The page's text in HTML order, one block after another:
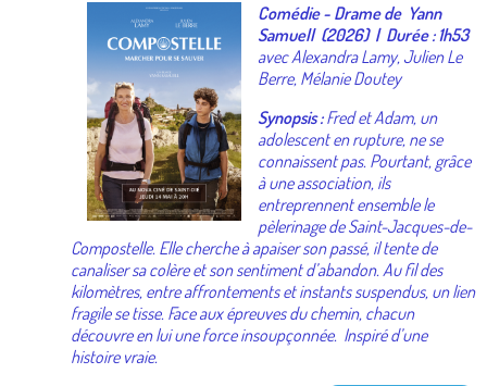
Comédie - Drame de Yann
Samuell (2026) | Durée : 1h53
avec Alexandra Lamy, Julien Le
Berre, Mélanie Doutey
Synopsis :Fred et Adam, un
adolescent en rupture, ne se
connaissent pas. Pourtant, grâce
à une association, ils
entreprennent ensemble le
pèlerinage de Saint-Jacques-de-
Compostelle. Elle cherche à apaiser son passé, il tente de
canaliser sa colère et son sentiment d’abandon. Au fil des
kilomètres, entre affrontements et instants suspendus, un lien
fragile se tisse. Face aux épreuves du chemin, chacun
découvre en lui une force insoupçonnée. Inspiré d’une
histoire vraie.